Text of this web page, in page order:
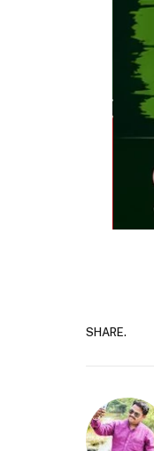
SHARE.